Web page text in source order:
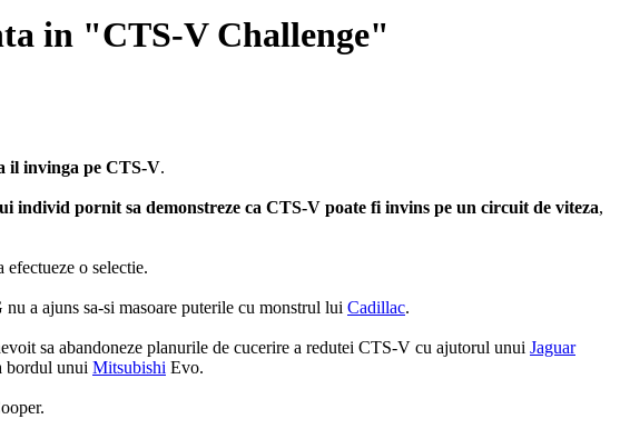
in "CTS-V Challenge"
il invinga pe CTS-V.
individ pornit sa demonstreze ca CTS-V poate fi invins pe un circuit de viteza,
o selectie.
a ajuns sa-si masoare puterile cu monstrul lui Cadillac.
sa abandoneze planurile de cucerire a redutei CTS-V cu ajutorul unui Jaguar
bordul unui Mitsubishi Evo.